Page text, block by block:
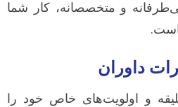
و متخصصانه، کار شما
است.
داوران
و اولویت‌های خاص خود را